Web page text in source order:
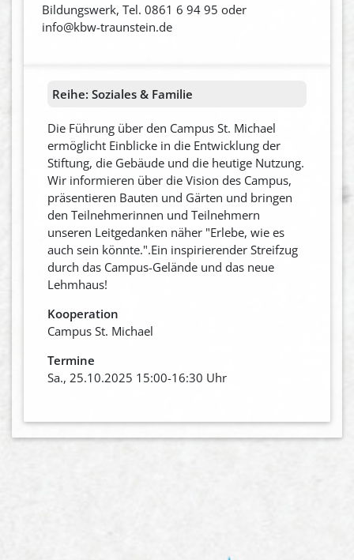
Bildungswerk, Tel. 0861 6 94 95 oder
info@kbw-traunstein.de
Reihe: Soziales & Familie
Die Führung über den Campus St. Michael
ermöglicht Einblicke in die Entwicklung der
Stiftung, die Gebäude und die heutige Nutzung.
Wir informieren über die Vision des Campus,
präsentieren Bauten und Gärten und bringen
den Teilnehmerinnen und Teilnehmern
unseren Leitgedanken näher "Erlebe, wie es
auch sein könnte.".Ein inspirierender Streifzug
durch das Campus-Gelände und das neue
Lehmhaus!
Kooperation
Campus St. Michael
Termine
Sa., 25.10.2025 15:00-16:30 Uhr